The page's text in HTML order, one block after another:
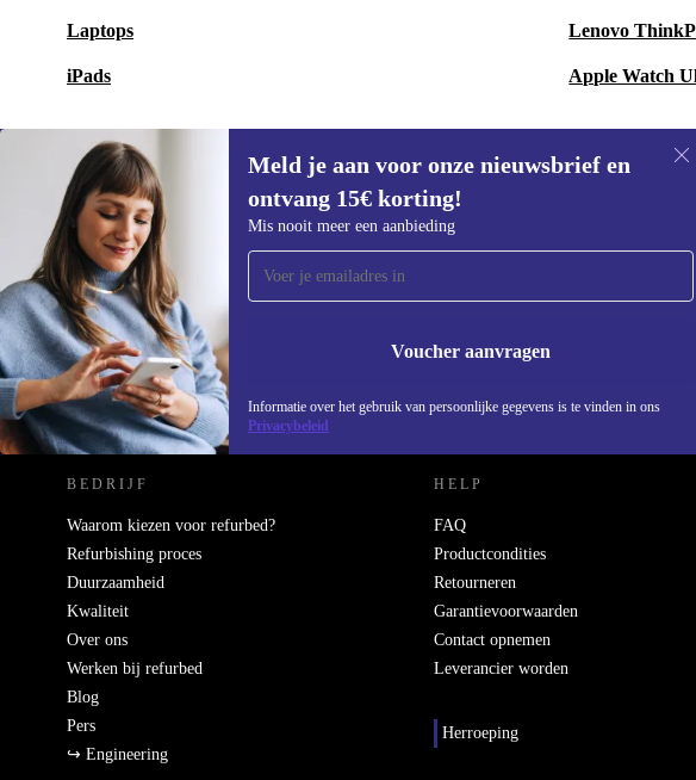
Laptops
iPads
Lenovo
Apple Watch
Meld je aan voor onze nieuwsbrief en
ontvang 15€ korting!
Mis nooit meer een aanbieding
Voucher aanvragen
Informatie over het gebruik van persoonlijke gegevens is te vinden in ons
Privacybeleid
Meld je aan voor onze nieuwsbrief en
ontvang €15 korting!
Mis nooit meer een aanbieding.
Informatie over het
REFURBED NEDERLAND - RETHINK NEW.
BEDRIJF
Waarom kiezen voor refurbed?
Refurbishing proces
Duurzaamheid
Kwaliteit
Over ons
Werken bij refurbed
Blog
Pers
↪ Engineering
HELP
FAQ
Productcondities
Retourneren
Garantievoorwaarden
Contact opnemen
Leverancier worden
Herroeping